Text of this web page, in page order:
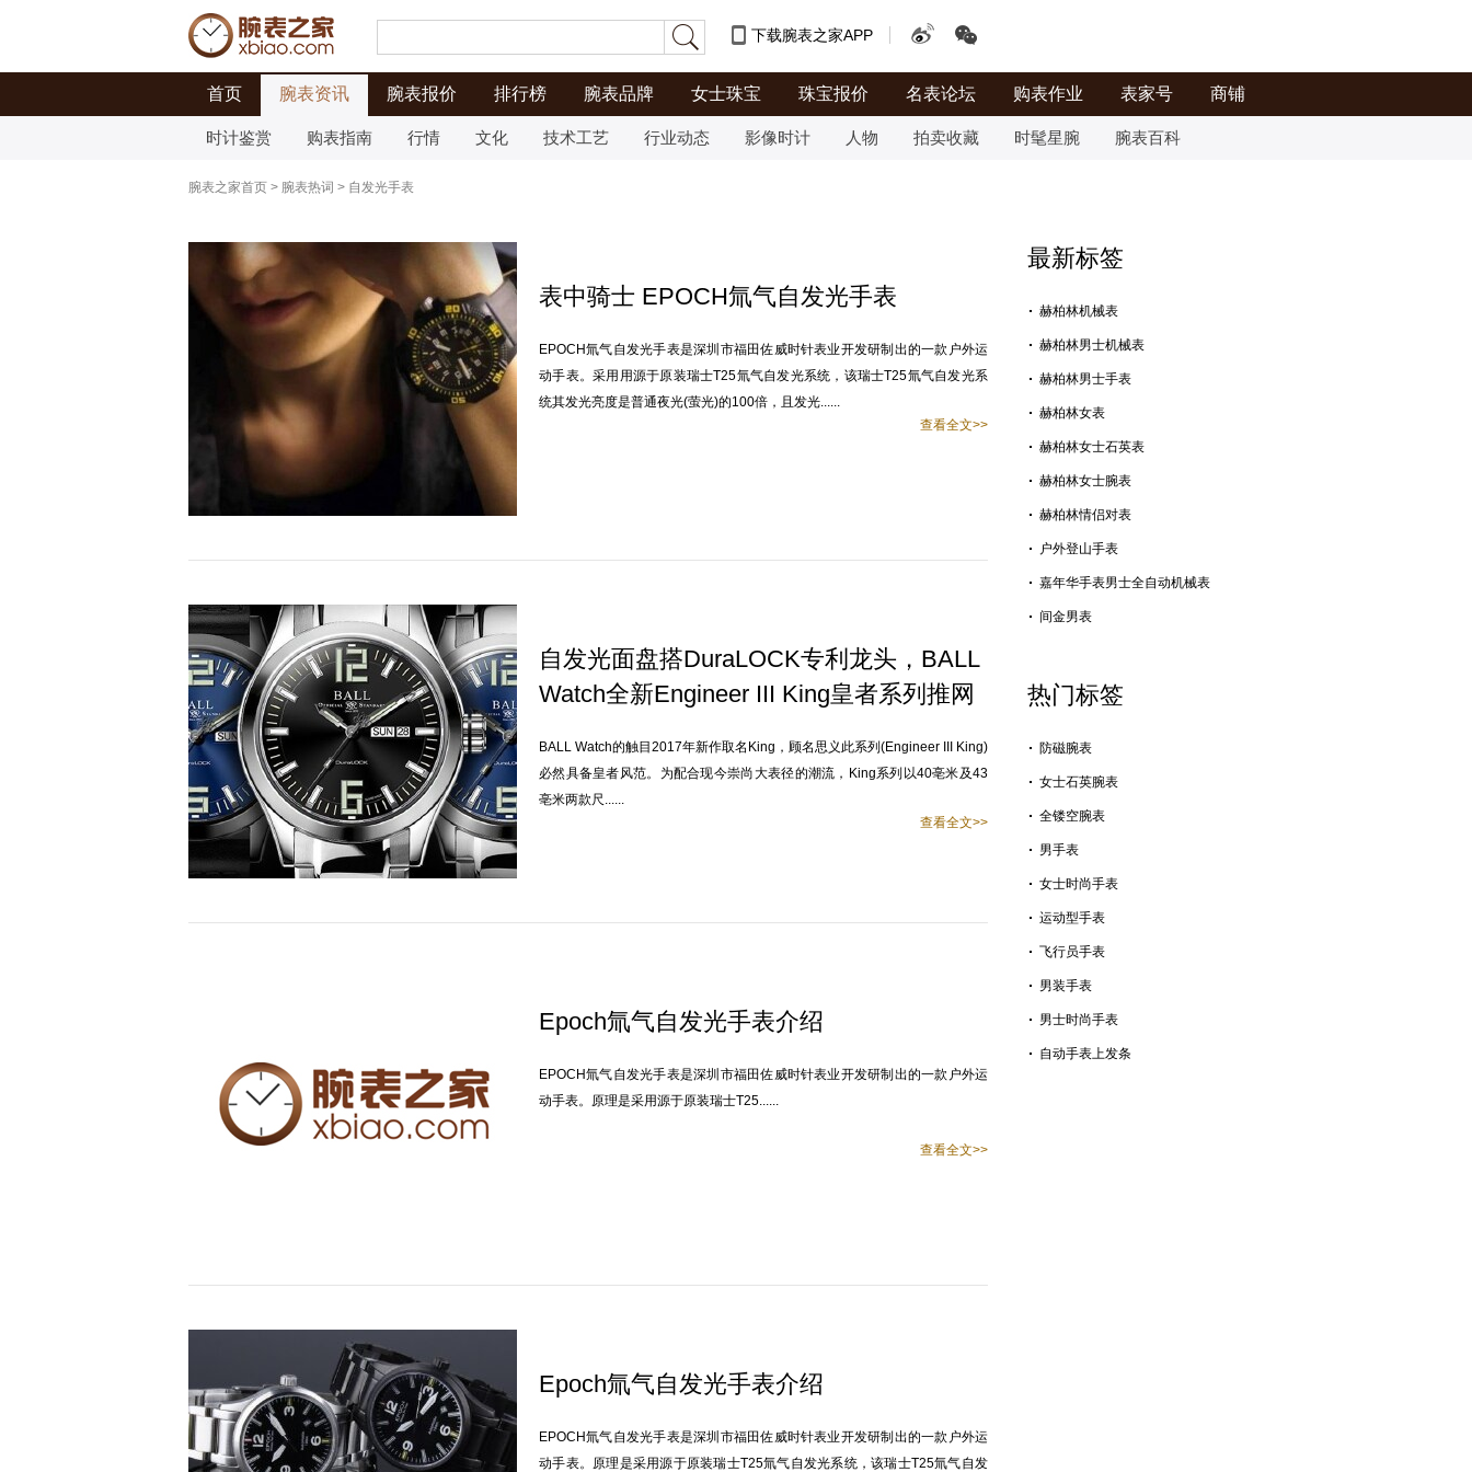
下载腕表之家APP
首页 腕表资讯 腕表报价 排行榜 腕表品牌 女士珠宝 珠宝报价 名表论坛 购表作业 表家号 商铺
时计鉴赏 购表指南 行情 文化 技术工艺 行业动态 影像时计 人物 拍卖收藏 时髦星腕 腕表百科
腕表之家首页 > 腕表热词 > 自发光手表
表中骑士 EPOCH氚气自发光手表
EPOCH氚气自发光手表是深圳市福田佐威时针表业开发研制出的一款户外运
动手表。采用用源于原装瑞士T25氚气自发光系统，该瑞士T25氚气自发光系
统其发光亮度是普通夜光(萤光)的100倍，且发光......
查看全文>>
自发光面盘搭DuraLOCK专利龙头，BALL
Watch全新Engineer III King皇者系列推网
BALL Watch的触目2017年新作取名King，顾名思义此系列(Engineer III King)
必然具备皇者风范。为配合现今崇尚大表径的潮流，King系列以40亳米及43
亳米两款尺......
查看全文>>
Epoch氚气自发光手表介绍
EPOCH氚气自发光手表是深圳市福田佐威时针表业开发研制出的一款户外运
动手表。原理是采用源于原装瑞士T25......
查看全文>>
Epoch氚气自发光手表介绍
EPOCH氚气自发光手表是深圳市福田佐威时针表业开发研制出的一款户外运
动手表。原理是采用源于原装瑞士T25氚气自发光系统，该瑞士T25氚气自发
最新标签
赫柏林机械表
赫柏林男士机械表
赫柏林男士手表
赫柏林女表
赫柏林女士石英表
赫柏林女士腕表
赫柏林情侣对表
户外登山手表
嘉年华手表男士全自动机械表
间金男表
热门标签
防磁腕表
女士石英腕表
全镂空腕表
男手表
女士时尚手表
运动型手表
飞行员手表
男装手表
男士时尚手表
自动手表上发条